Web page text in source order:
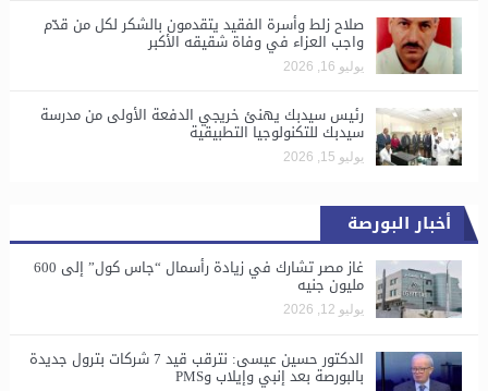
صلاح زلط وأسرة الفقيد يتقدمون بالشكر لكل من قدّم
واجب العزاء في وفاة شقيقه الأكبر
يوليو 16, 2026
رئيس سيدبك يهنئ خريجي الدفعة الأولى من مدرسة
سيدبك للتكنولوجيا التطبيقية
يوليو 15, 2026
أخبار البورصة
غاز مصر تشارك في زيادة رأسمال “جاس كول” إلى 600
مليون جنيه
يوليو 12, 2026
الدكتور حسين عيسى: نترقب قيد 7 شركات بترول جديدة
بالبورصة بعد إنبي وإيلاب وPMS